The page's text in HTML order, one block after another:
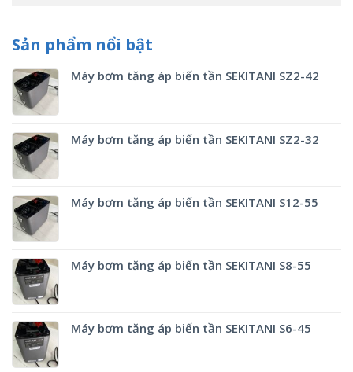
Sản phẩm nổi bật
Máy bơm tăng áp biến tần SEKITANI SZ2-42
Máy bơm tăng áp biến tần SEKITANI SZ2-32
Máy bơm tăng áp biến tần SEKITANI S12-55
Máy bơm tăng áp biến tần SEKITANI S8-55
Máy bơm tăng áp biến tần SEKITANI S6-45